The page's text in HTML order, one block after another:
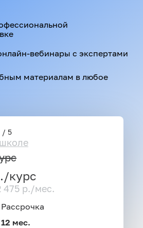
вебинары с экспертами
материалам в любое
/ 5
курс
475 р./мес.
Рассрочка
12 мес.